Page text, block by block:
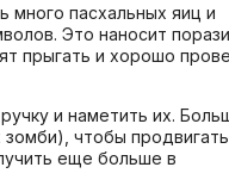
много пасхальных яиц и
Это наносит
прыгать и хорошо
и наметить их.
чтобы
еще больше в